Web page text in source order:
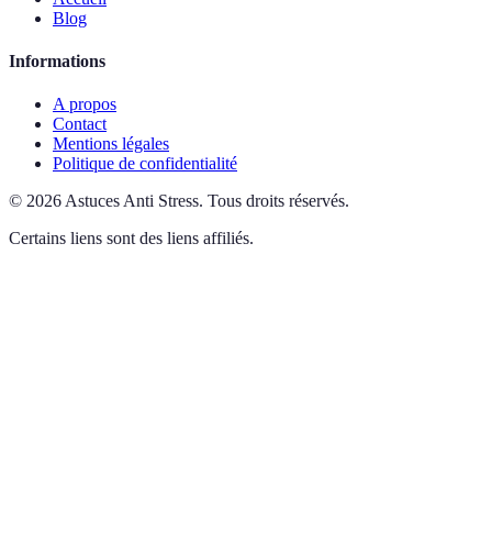
Blog
Informations
A propos
Contact
Mentions légales
Politique de confidentialité
© 2026 Astuces Anti Stress. Tous droits réservés.
Certains liens sont des liens affiliés.